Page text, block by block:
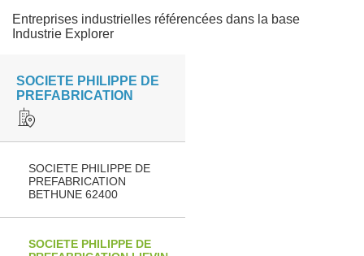
Entreprises industrielles référencées dans la base
Industrie Explorer
SOCIETE PHILIPPE DE
PREFABRICATION
SOCIETE PHILIPPE DE
PREFABRICATION
BETHUNE 62400
SOCIETE PHILIPPE DE